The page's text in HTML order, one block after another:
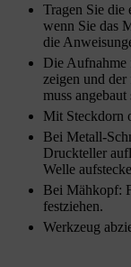
Tragen Sie die
wenn Sie das
die
Die Aufnahme
zeigen und
muss angebaut
Mit Steckdorn
Bei Metall-
Druckteller
Welle
Bei Mähkopf:
festziehen.
Werkzeug